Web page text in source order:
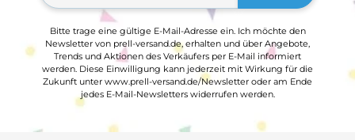
Bitte trage eine gültige E-Mail-Adresse ein. Ich möchte den
Newsletter von prell-versand.de, erhalten und über Angebote,
Trends und Aktionen des Verkäufers per E-Mail informiert
werden. Diese Einwilligung kann jederzeit mit Wirkung für die
Zukunft unter www.prell-versand.de/Newsletter oder am Ende
jedes E-Mail-Newsletters widerrufen werden.